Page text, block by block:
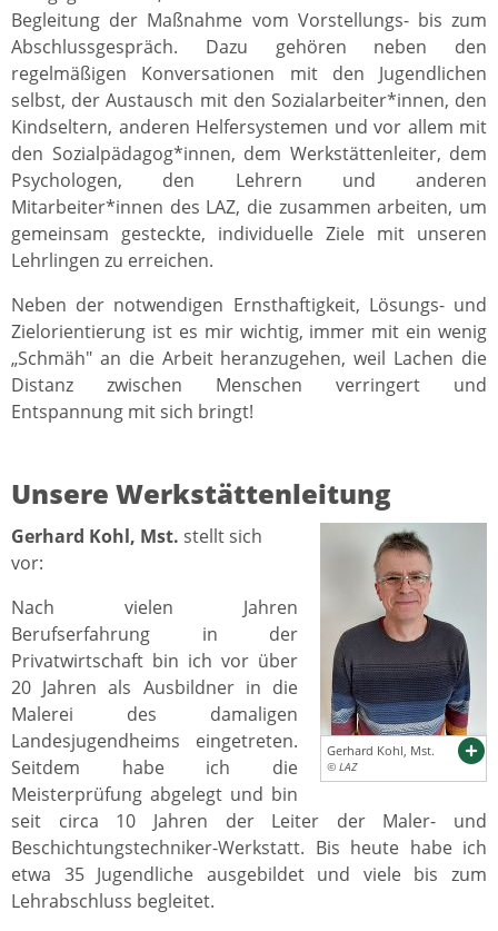
Begleitung der Maßnahme vom Vorstellungs- bis zum
Abschlussgespräch. Dazu gehören neben den
regelmäßigen Konversationen mit den Jugendlichen
selbst, der Austausch mit den Sozialarbeiter*innen, den
Kindseltern, anderen Helfersystemen und vor allem mit
den Sozialpädagog*innen, dem Werkstättenleiter, dem
Psychologen, den Lehrern und anderen
Mitarbeiter*innen des LAZ, die zusammen arbeiten, um
gemeinsam gesteckte, individuelle Ziele mit unseren
Lehrlingen zu erreichen.
Neben der notwendigen Ernsthaftigkeit, Lösungs- und
Zielorientierung ist es mir wichtig, immer mit ein wenig
„Schmäh" an die Arbeit heranzugehen, weil Lachen die
Distanz zwischen Menschen verringert und
Entspannung mit sich bringt!
Unsere Werkstättenleitung
Gerhard Kohl, Mst.
© LAZ
Gerhard Kohl, Mst. stellt sich
vor:
Nach vielen Jahren
Berufserfahrung in der
Privatwirtschaft bin ich vor über
20 Jahren als Ausbildner in die
Malerei des damaligen
Landesjugendheims eingetreten.
Seitdem habe ich die
Meisterprüfung abgelegt und bin
seit circa 10 Jahren der Leiter der Maler- und
Beschichtungstechniker-Werkstatt. Bis heute habe ich
etwa 35 Jugendliche ausgebildet und viele bis zum
Lehrabschluss begleitet.